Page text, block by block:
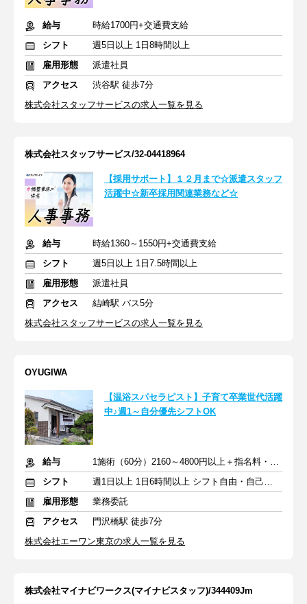
給与
時給1700円+交通費支給
シフト
週5日以上 1日8時間以上
雇用形態
派遣社員
アクセス
渋谷駅 徒歩7分
株式会社スタッフサービスの求人一覧を見る
株式会社スタッフサービス/32-04418964
【採用サポート】１２月まで☆派遣スタッフ
活躍中☆新卒採用関連業務など☆
給与
時給1360～1550円+交通費支給
シフト
週5日以上 1日7.5時間以上
雇用形態
派遣社員
アクセス
結崎駅 バス5分
株式会社スタッフサービスの求人一覧を見る
OYUGIWA
【温浴スパセラピスト】子育て卒業世代活躍
中♪週1～自分優先シフトOK
給与
1施術（60分）2160～4800円以上＋指名料・インセン
シフト
週1日以上 1日6時間以上 シフト自由・自己申告
雇用形態
業務委託
アクセス
門沢橋駅 徒歩7分
株式会社エーワン東京の求人一覧を見る
株式会社マイナビワークス(マイナビスタッフ)/344409Jm